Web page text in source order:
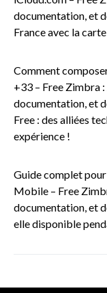
documentation, et
France avec la
Comment
+33 – Free Zimbra
documentation, et
Free : des alliées
expérience !
Guide complet
Mobile – Free
documentation, et
elle disponible